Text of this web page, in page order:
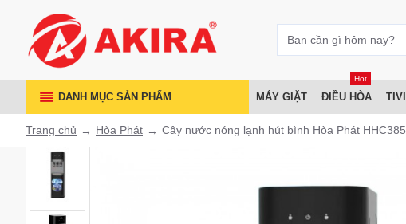
DANH MỤC SẢN PHẨM MÁY GIẶT ĐIỀU HÒA
Hot
TIVI
Trang chủ Hòa Phát Cây nước nóng lạnh hút bình Hòa Phát HHC385